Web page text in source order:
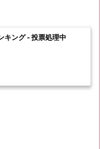
キング - 投票処理中